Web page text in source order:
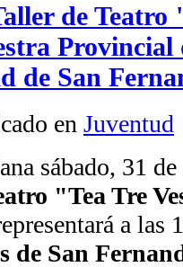
de Teatro
Provincial
de San
en Juventud
sábado, 31 de
"Tea Tre
a las
de San